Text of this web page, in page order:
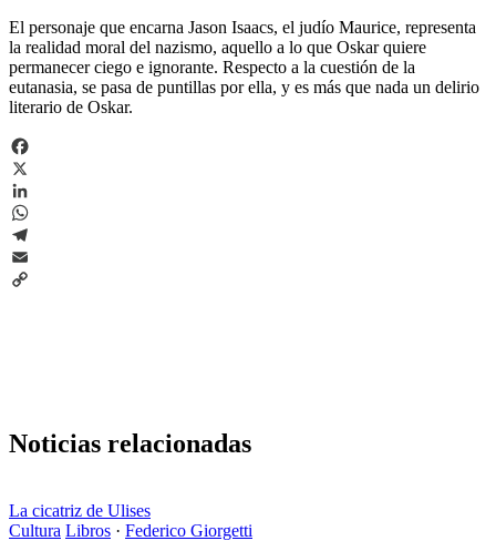
El personaje que encarna Jason Isaacs, el judío Maurice, representa
la realidad moral del nazismo, aquello a lo que Oskar quiere
permanecer ciego e ignorante. Respecto a la cuestión de la
eutanasia, se pasa de puntillas por ella, y es más que nada un delirio
literario de Oskar.
Facebook
X
LinkedIn
WhatsApp
Telegram
Email
Noticias relacionadas
La cicatriz de Ulises
Cultura Libros · Federico Giorgetti